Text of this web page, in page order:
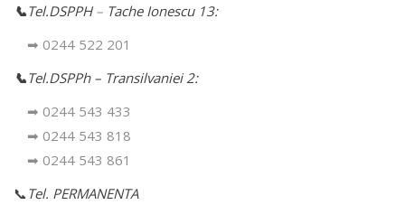
📞Tel.DSPPH – Tache Ionescu 13:
➡ 0244 522 201
📞Tel.DSPPh – Transilvaniei 2:
➡ 0244 543 433
➡ 0244 543 818
➡ 0244 543 861
📞 Tel. PERMANENTA